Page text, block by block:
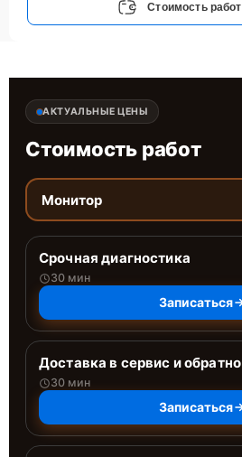
Стоимость работ
АКТУАЛЬНЫЕ ЦЕНЫ
Стоимость работ
Монитор
Срочная диагностика
30 мин
Записаться
Доставка в сервис и обратно
30 мин
Записаться